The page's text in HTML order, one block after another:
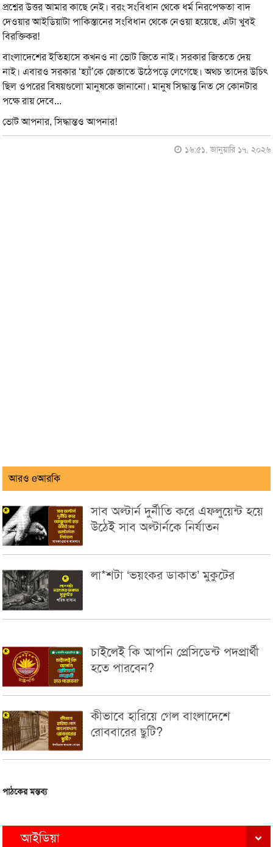
প্রশ্নের উত্তর আমার কাছে নেই। বরং সংবিধান থেকে ধর্ম নিরপেক্ষতা বাদ
দেওয়ার আইডিয়াটা পাকিস্তানের সংবিধান থেকে নেওয়া হয়েছে, এটা খুবই
বিরক্তিকর!
বাংলাদেশের ইতিহাসে কখনও না ভোট জিতে নাই। সরকার জিততে দেয়
নাই। এবারও সরকার ‘হ্যাঁ’কে জেতাতে উঠেপড়ে লেগেছে। অথচ তাদের উচিৎ
ছিল ওপরের বিষয়গুলো মানুষকে জানানো। মানুষ সিদ্ধান্ত নিত সে কোনটার
পক্ষে রায় দেবে...
ভোট আপনার, সিদ্ধান্তও আপনার!
১৬:৫১, জানুয়ারি ১৭, ২০২৬
আরও eআরকি
সাব অল্টার্ন দুর্নীতি করে এফলুয়েন্ট হয়ে
উঠেই সাব অল্টার্নকে নির্যাতন
লা*শটা ‘ভয়ংকর ডাকাত’ মুকুটের
চাইলেই কি আপনি প্রেসিডেন্ট পদপ্রার্থী
হতে পারবেন?
কীভাবে হারিয়ে গেল বাংলাদেশে
রোববারের ছুটি?
পাঠকের মন্তব্য
আইডিয়া